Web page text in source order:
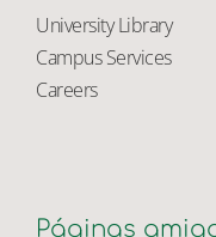
Quicklinks
University Library